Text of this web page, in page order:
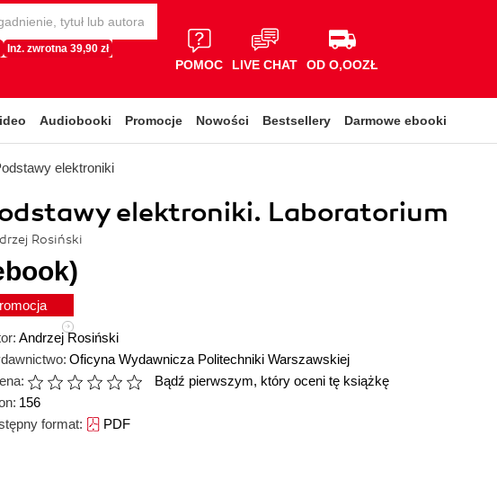
Inż. zwrotna 39,90 zł
POMOC LIVE CHAT OD O,OOZŁ
Audiobooki Promocje Nowości Bestsellery Darmowe ebooki
elektroniki
elektroniki. Laboratorium
Rosiński
Andrzej Rosiński
Oficyna Wydawnicza Politechniki Warszawskiej
Bądź pierwszym, który oceni tę książkę
156
format: PDF